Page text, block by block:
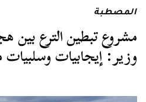
المصطبة
مشروع تبطين الترع بين
وزير: إيجابيات وسلبيات